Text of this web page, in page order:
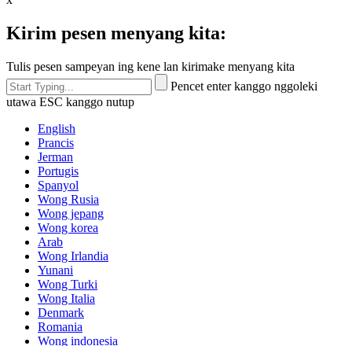
Kirim pesen menyang kita:
Tulis pesen sampeyan ing kene lan kirimake menyang kita
Pencet enter kanggo nggoleki
utawa ESC kanggo nutup
English
Prancis
Jerman
Portugis
Spanyol
Wong Rusia
Wong jepang
Wong korea
Arab
Wong Irlandia
Yunani
Wong Turki
Wong Italia
Denmark
Romania
Wong indonesia